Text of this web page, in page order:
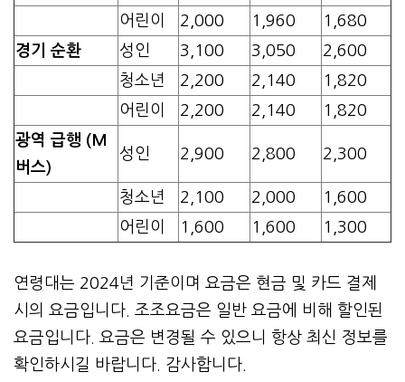
어린이
2,000 1,960
1,680
경기 순환
성인 3,100 3,050
2,600
청소년
2,200 2,140
1,820
어린이
2,200 2,140
1,820
광역 급행 (M
버스)
성인 2,900 2,800 2,300
청소년 2,100 2,000
1,600
어린이
1,600 1,600 1,300
연령대는 2024년 기준이며 요금은 현금 및 카드 결제
시의 요금입니다. 조조요금은 일반 요금에 비해 할인된
요금입니다. 요금은 변경될 수 있으니 항상 최신 정보를
확인하시길 바랍니다. 감사합니다.